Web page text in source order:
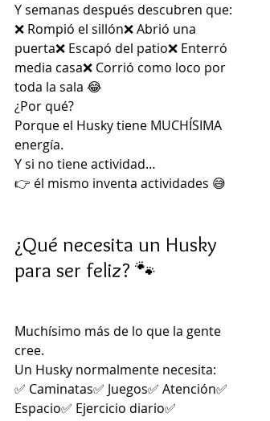
Y semanas después descubren que:
❌ Rompió el sillón❌ Abrió una
puerta❌ Escapó del patio❌ Enterró
media casa❌ Corrió como loco por
toda la sala 😂
¿Por qué?
Porque el Husky tiene MUCHÍSIMA
energía.
Y si no tiene actividad…
👉 él mismo inventa actividades 😅
¿Qué necesita un Husky
para ser feliz? 🐾
Muchísimo más de lo que la gente
cree.
Un Husky normalmente necesita:
✅ Caminatas✅ Juegos✅ Atención✅
Espacio✅ Ejercicio diario✅